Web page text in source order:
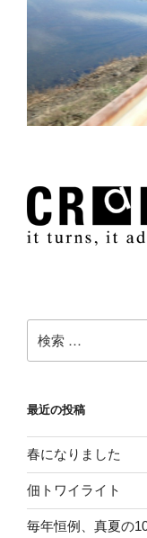
索:
最近の投稿
春になりました
佃トワイライト
毎年恒例、真夏の